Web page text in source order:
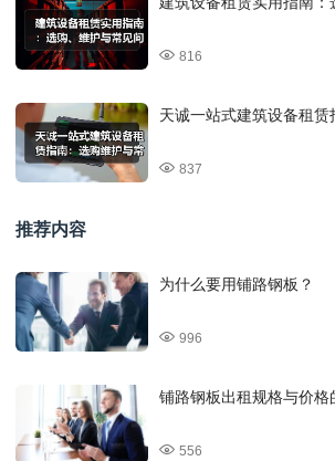
816
天诚一站式建筑设备租赁
837
推荐内容
为什么要用铺路钢板？
996
铺路钢板出租规格与价格
556